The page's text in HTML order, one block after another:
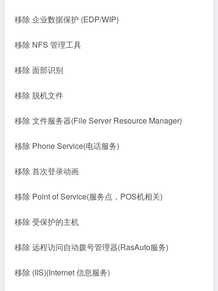
移除 企业数据保护 (EDP/WIP)
移除 NFS 管理工具
移除 面部识别
移除 脱机文件
移除 文件服务器(File Server Resource Manager)
移除 Phone Service(电话服务)
移除 首次登录动画
移除 Point of Service(服务点，POS机相关)
移除 受保护的主机
移除 远程访问自动拨号管理器(RasAuto服务)
移除 (IIS)(Internet 信息服务)